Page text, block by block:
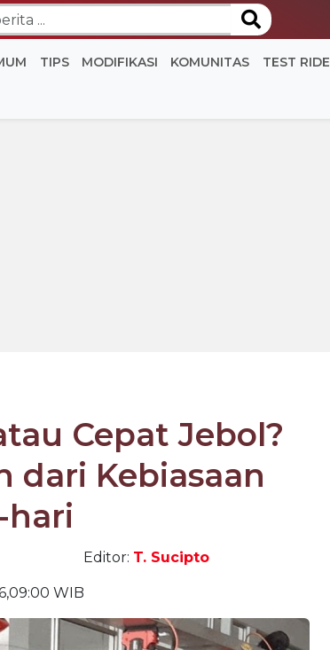
TIPS MODIFIKASI KOMUNITAS TEST RIDE
Cepat Jebol?
dari Kebiasaan
hari
Editor: T. Sucipto
WIB